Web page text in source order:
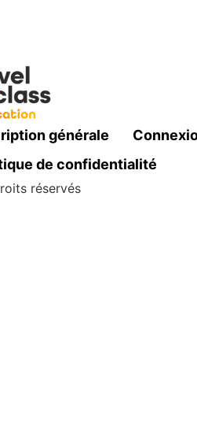
générale
de confidentialité
réservés